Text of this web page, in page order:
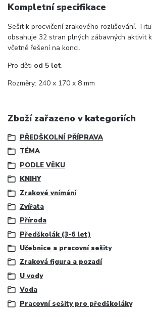
Kompletní specifikace
Sešit k procvičení zrakového rozlišování.
obsahuje 32 stran plných zábavných aktivit
včetně řešení na konci.
Pro děti od 5 let.
Rozměry: 240 x 170 x 8 mm
Zboží zařazeno v kategoriích
PŘEDŠKOLNÍ PŘÍPRAVA
TÉMA
PODLE VĚKU
KNIHY
Zrakové vnímání
Zvířata
Příroda
Předškolák (3-6 let)
Učebnice a pracovní sešity
Zraková figura a pozadí
U vody
Voda
Pracovní sešity pro předškoláky